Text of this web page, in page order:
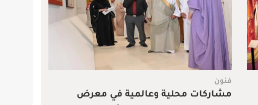
فنون
مشاركات محلية وعالمية في معرض